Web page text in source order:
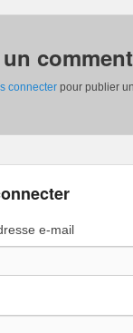
connecter pour publier
e-mail